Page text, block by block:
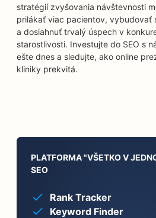
stratégií zvyšovania návštevnosti
prilákať viac pacientov, vybudovať
a dosiahnuť trvalý úspech v
starostlivosti. Investujte do SEO s
ešte dnes a sledujte, ako online
kliniky prekvitá.
PLATFORMA "VŠETKO V
SEO
Rank Tracker
Keyword Finder